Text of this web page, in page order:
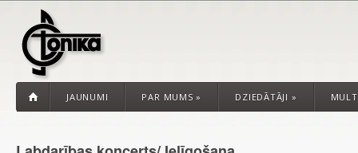
JAUNUMI PAR MUMS » DZIEDĀTĀJI »